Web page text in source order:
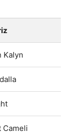
Kalyn
Cameli